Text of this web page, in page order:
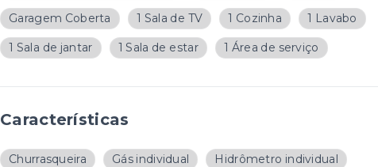
Garagem Coberta 1 Sala de TV 1 Cozinha 1 Lavabo
1 Sala de jantar 1 Sala de estar 1 Área de serviço
Características
Churrasqueira Gás individual Hidrômetro individual